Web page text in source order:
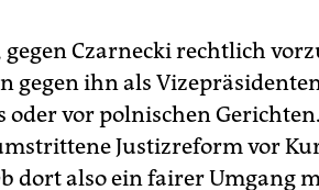
gegen Czarnecki rechtlich
gegen ihn als
oder vor polnischen
Justizreform vor
dort also ein fairer Umgang